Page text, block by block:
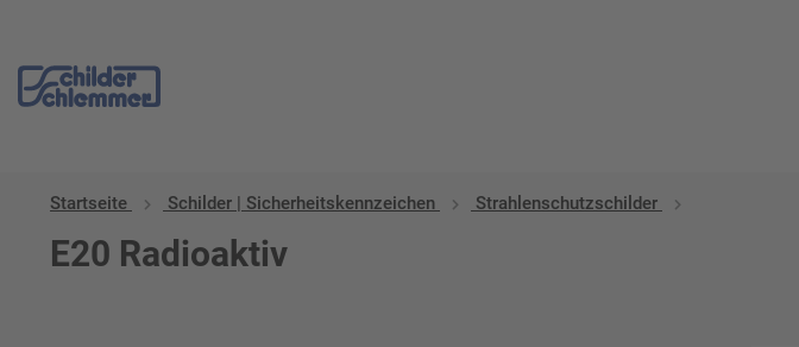
Startseite Schilder | Sicherheitskennzeichen Strahlenschutzschilder
E20 Radioaktiv